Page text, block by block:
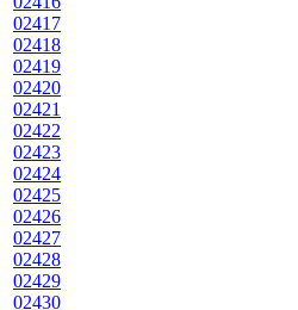
02417
02418
02419
02420
02421
02422
02423
02424
02425
02426
02427
02428
02429
02430